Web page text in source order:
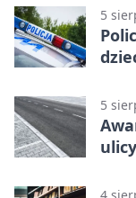
5
5
4